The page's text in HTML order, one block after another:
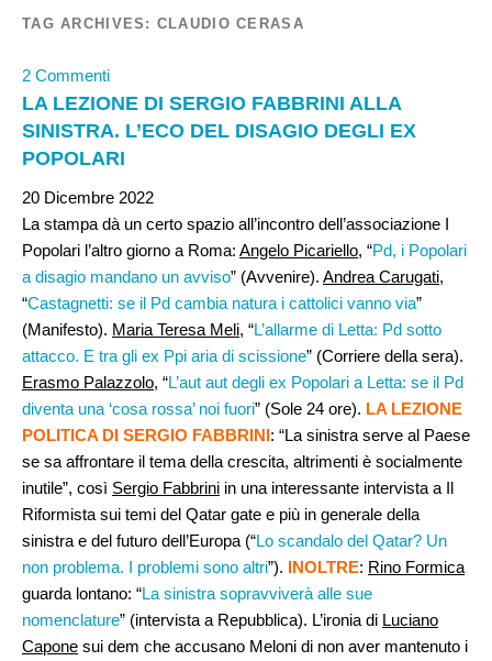
TAG ARCHIVES: CLAUDIO CERASA
2 Commenti
LA LEZIONE DI SERGIO FABBRINI ALLA
SINISTRA. L’ECO DEL DISAGIO DEGLI EX
POPOLARI
20 Dicembre 2022
La stampa dà un certo spazio all’incontro dell’associazione I
Popolari l’altro giorno a Roma: Angelo Picariello, “Pd, i Popolari
a disagio mandano un avviso” (Avvenire). Andrea Carugati,
“Castagnetti: se il Pd cambia natura i cattolici vanno via”
(Manifesto). Maria Teresa Meli, “L’allarme di Letta: Pd sotto
attacco. E tra gli ex Ppi aria di scissione” (Corriere della sera).
Erasmo Palazzolo, “L’aut aut degli ex Popolari a Letta: se il Pd
diventa una ‘cosa rossa’ noi fuori” (Sole 24 ore). LA LEZIONE
POLITICA DI SERGIO FABBRINI: “La sinistra serve al Paese
se sa affrontare il tema della crescita, altrimenti è socialmente
inutile”, così Sergio Fabbrini in una interessante intervista a Il
Riformista sui temi del Qatar gate e più in generale della
sinistra e del futuro dell’Europa (“Lo scandalo del Qatar? Un
non problema. I problemi sono altri”). INOLTRE: Rino Formica
guarda lontano: “La sinistra sopravviverà alle sue
nomenclature” (intervista a Repubblica). L’ironia di Luciano
Capone sui dem che accusano Meloni di non aver mantenuto i